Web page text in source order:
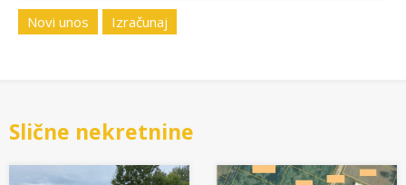
Novi unos Izračunaj
Slične nekretnine